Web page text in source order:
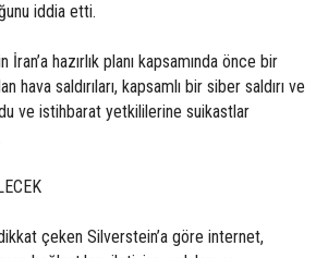
iddia etti.
İran’a hazırlık planı kapsamında önce bir
hava saldırıları, kapsamlı bir siber saldırı ve
ve istihbarat yetkililerine suikastlar
çeken Silverstein’a göre internet,